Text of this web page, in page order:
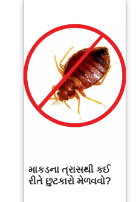
માકડના ત્રાસથી કઈ
રીતે છુટકારો મેળવવો?